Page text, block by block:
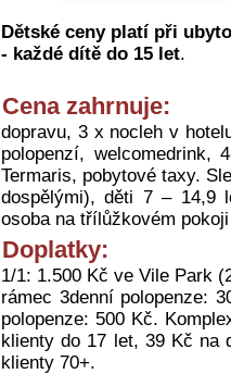
Dětské ceny platí při
- každé dítě do 15 let.
Cena zahrnuje:
dopravu, 3 x nocleh v
polopenzí, welcomedrink,
Termaris, pobytové taxy.
dospělými), děti 7 – 14,9
osoba na třílůžkovém
Doplatky:
1/1: 1.500 Kč ve Vile Park
rámec 3denní polopenze:
polopenze: 500 Kč.
klienty do 17 let, 39 Kč na
klienty 70+.